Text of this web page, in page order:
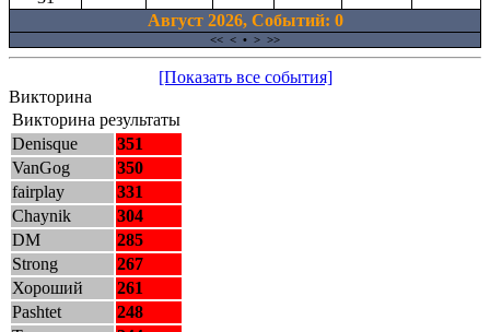
Август 2026, Cобытий: 0
<< < • > >>
[Показать все события]
Викторина
Викторина результаты
Denisque
351
VanGog
350
fairplay
331
Chaynik
304
DM
285
Strong
267
Хороший
261
Pashtet
248